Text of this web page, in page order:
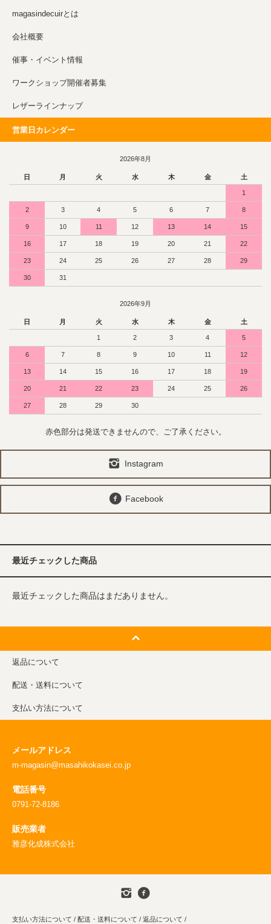
magasindecuirとは
会社概要
催事・イベント情報
ワークショップ開催者募集
レザーラインナップ
営業日カレンダー
2026年8月
日 月 火 水 木 金 土
1
2 3 4 5 6 7 8
9 10 11 12 13 14 15
16 17 18 19 20 21 22
23 24 25 26 27 28 29
30 31
2026年9月
日 月 火 水 木 金 土
1 2 3 4 5
6 7 8 9 10 11 12
13 14 15 16 17 18 19
20 21 22 23 24 25 26
27 28 29 30
赤色部分は発送できませんので、ご了承ください。
Instagram
Facebook
最近チェックした商品
最近チェックした商品はまだありません。
返品について
配送・送料について
支払い方法について
メールアドレス
m-magasin@masahikokasei.co.jp
電話番号
0791-72-8186
販売業者
雅彦化成株式会社
支払い方法について / 配送・送料について / 返品について /